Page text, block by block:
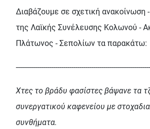
Διαβάζουμε σε σχετική ανακοίνωση
της Λαϊκής Συνέλευσης Κολωνού -
Πλάτωνος - Σεπολίων τα παρακάτω:
--------------------------------------------------------------------
Χτες το βράδυ φασίστες βάψανε τα
συνεργατικού καφενείου με
συνθήματα.